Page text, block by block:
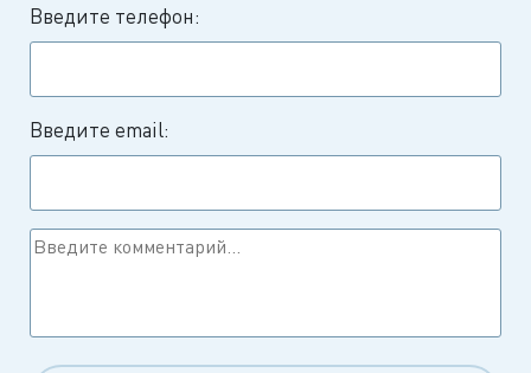
Введите телефон:
Введите email: